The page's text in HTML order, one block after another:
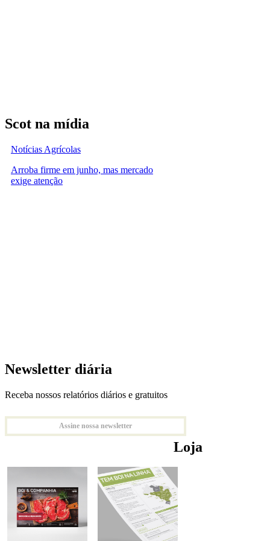
Scot na mídia
Notícias Agrícolas
Arroba firme em junho, mas mercado
exige atenção
Newsletter diária
Receba nossos relatórios diários e gratuitos
Assine nossa newsletter
Loja